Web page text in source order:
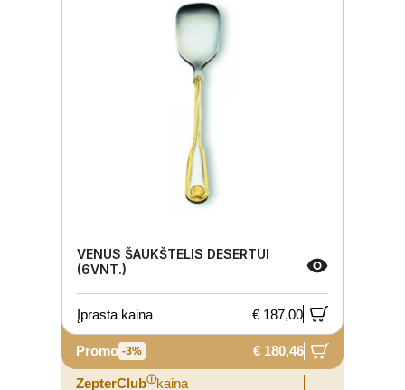
VENUS ŠAUKŠTELIS DESERTUI
(6VNT.)
Įprasta kaina € 187,00
Promo -3% € 180,46
ZepterClubⓘkaina